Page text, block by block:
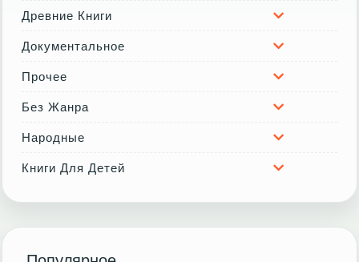
Древние Книги
Документальное
Прочее
Без Жанра
Народные
Книги Для Детей